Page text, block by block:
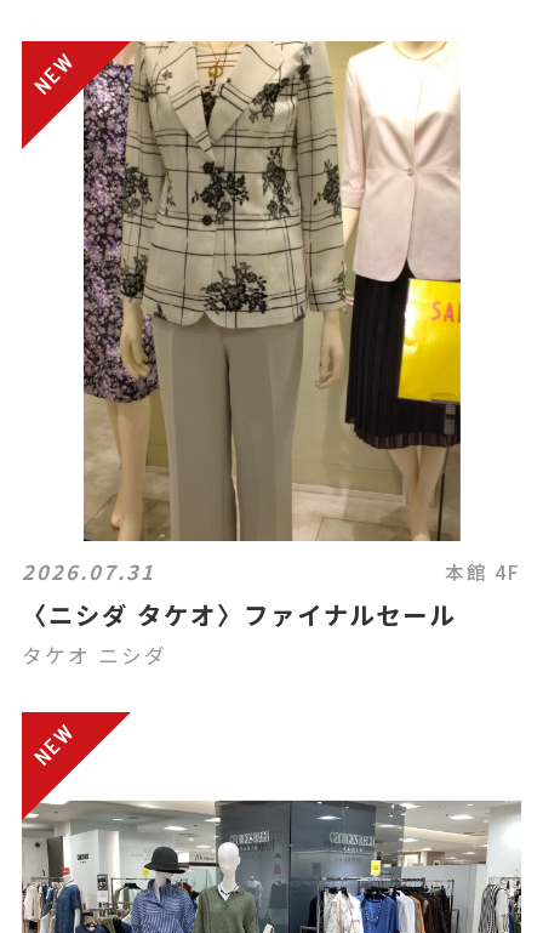
2026.07.31 本館 4F
〈ニシダ タケオ〉ファイナルセール
タケオ ニシダ